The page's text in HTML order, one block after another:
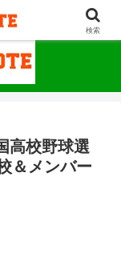
ト
高校野球選
＆メンバー
検索